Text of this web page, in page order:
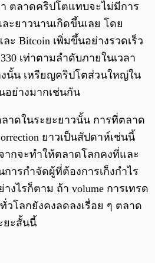
ตลาดคริปโตแทบจะไม่มีการ
ะยาวนานเกิดขึ้นเลย โดย
ละ Bitcoin เพิ่มขึ้นอย่างรวดเร็ว
เท่าตามลำดับภายในเวลา
งนั้น เหรียญคริปโตส่วนใหญ่ใน
อย่างมากเช่นกัน
าดในระยะยาวนั้น การที่ตลาด
ยาวเป็นสัปดาห์เช่นนี้
ากจะทำให้ตลาดโลกคงที่และ
ารกำจัดผู้ที่ต้องการเก็งกำไร
งไรก็ตาม ถ้า volume การเทรด
โลกยังคงลดลงเรื่อย ๆ ตลาด
ยะสั้นนี้